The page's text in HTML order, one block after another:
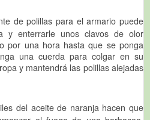
de polillas para el armario puede
y enterrarle unos clavos de olor
por una hora hasta que se ponga
una cuerda para colgar en su
y mantendrá las polillas alejadas
del aceite de naranja hacen que